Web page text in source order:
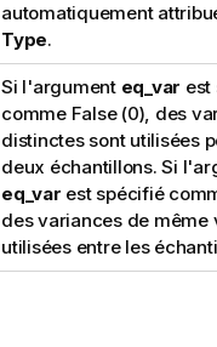
automatiquement
Type.
Si l'argument eq_var est
comme False(0), des
distinctes sont utilisées
deux échantillons. Si
eq_var est spécifié
des variances de même
utilisées entre les